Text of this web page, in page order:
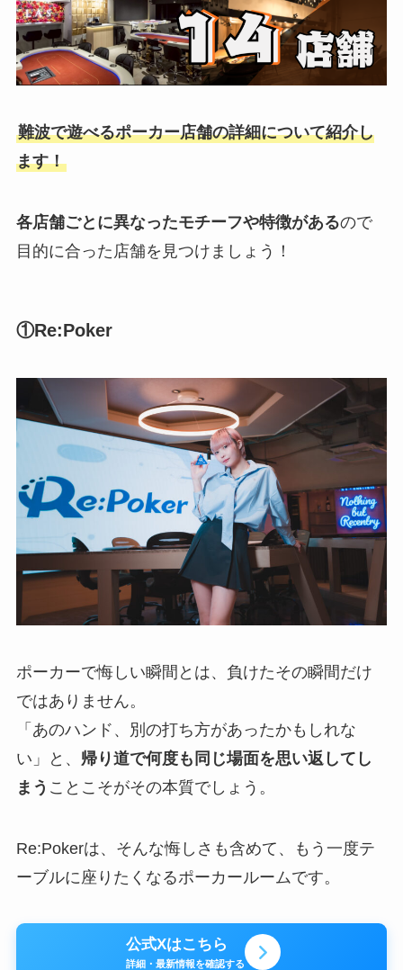
難波で遊べるポーカー店舗の詳細について紹介し
ます！
各店舗ごとに異なったモチーフや特徴があるので
目的に合った店舗を見つけましょう！
①Re:Poker
ポーカーで悔しい瞬間とは、負けたその瞬間だけ
ではありません。
「あのハンド、別の打ち方があったかもしれな
い」と、 帰り道で何度も同じ場面を思い返してし
まう ことこそがその本質でしょう。
Re:Pokerは、そんな悔しさも含めて、もう一度テ
ーブルに座りたくなるポーカールームです。
公式Xはこちら
詳細・最新情報を確認する